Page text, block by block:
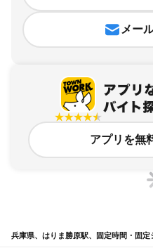
メー
アプリを無
兵庫県、はりま勝原駅、固定時間・固